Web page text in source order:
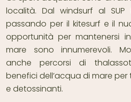
località. Dal windsurf al SUP
passando per il kitesurf e il
opportunità per mantenersi
mare sono innumerevoli.
anche percorsi di
benefici dell’acqua di mare
e detossinanti.